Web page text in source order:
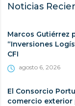
Noticias
Marcos Gutiérrez
“Inversiones
CFI
agosto 6, 2026
El Consorcio
comercio exterior